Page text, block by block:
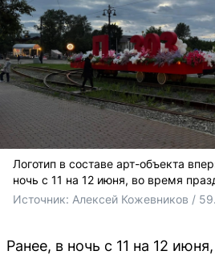
Логотип в составе арт-объекта
ночь с 11 на 12 июня, во время
Источник: Алексей Кожевников /
Ранее, в ночь с 11 на 12